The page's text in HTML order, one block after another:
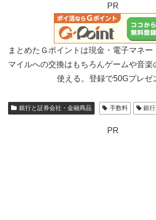
PR
まとめたＧポイントは現金・電子マネー
マイルへの交換はもちろんゲームや音楽
使える。登録で50Gプレゼ
銀行と証券会社・金融商品 手数料 銀行
PR